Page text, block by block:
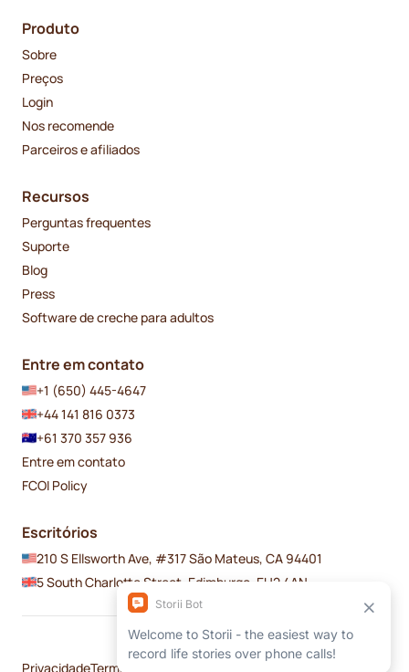
Produto
Sobre
Preços
Login
Nos recomende
Parceiros e afiliados
Recursos
Perguntas frequentes
Suporte
Blog
Press
Software de creche para adultos
Entre em contato
+1 (650) 445-4647
+44 141 816 0373
+61 370 357 936
Entre em contato
FCOI Policy
Escritórios
210 S Ellsworth Ave, #317 São Mateus, CA 94401
5 South Charlotte Street, Edimburgo, EH2 4AN
PrivacidadeTermos